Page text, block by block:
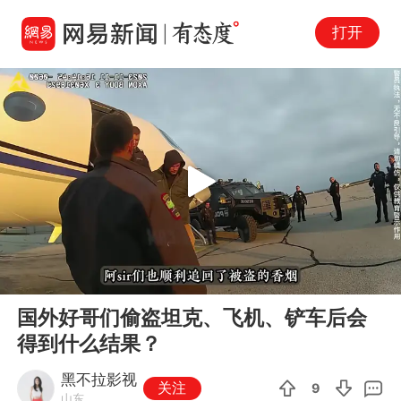
打开
00:00 03:51
Play
国外好哥们偷盗坦克、飞机、铲车后会
得到什么结果？
黑不拉影视
山东
关注 9